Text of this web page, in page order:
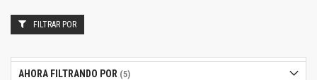
FILTRAR POR
AHORA FILTRANDO POR